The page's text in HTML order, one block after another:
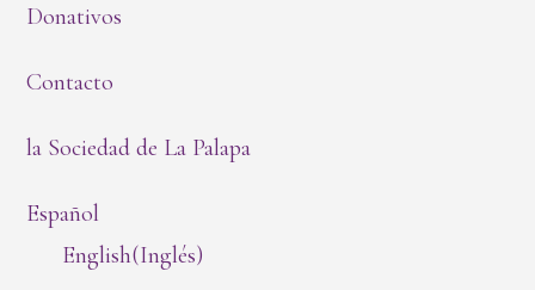
Donativos
Contacto
la Sociedad de La Palapa
Español
English(Inglés)